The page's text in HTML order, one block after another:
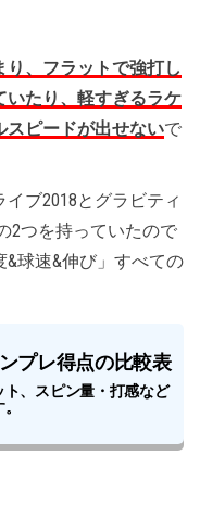
、フラットで強打し
いたり、軽すぎるラケ
スピードが出せないで
ブ2018とグラビティ
2つを持っていたので
球速&伸び」すべての
プレ得点の比較表
、スピン量・打感など